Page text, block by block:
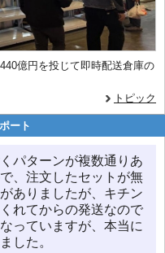
億円を投じて即時配送倉庫の
トピック
ート
パターンが複数通りあ
、注文したセットが無
ありましたが、キチン
れてからの発送なので
っていますが、本当に
した。